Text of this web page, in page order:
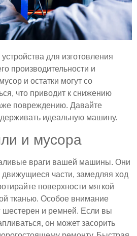
для изготовления
производительности и
и остатки могут со
что приводит к снижению
повреждению. Давайте
идеальную машину.
и мусора
враги вашей машины. Они
части, замедляя ход
поверхности мягкой
тканью. Особое внимание
шестерен и ремней. Если вы
он может засорить